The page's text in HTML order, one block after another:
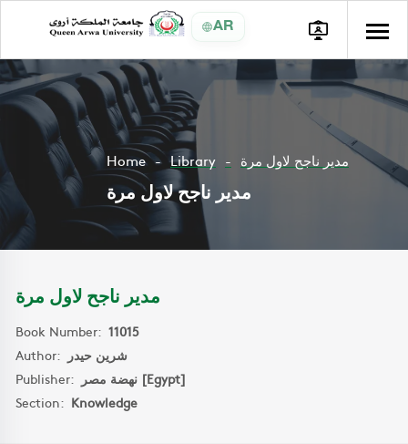
AR
Home Library مدير ناجح لاول مرة
مدير ناجح لاول مرة
مدير ناجح لاول مرة
Book Number: 11015
Author: شرين حيدر
Publisher:
نهضة مصر [Egypt]
Section: Knowledge